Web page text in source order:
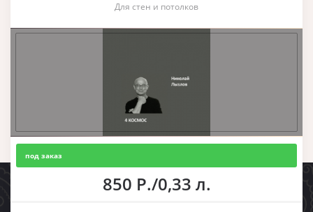
Для стен и потолков
под заказ
850 Р./0,33 л.